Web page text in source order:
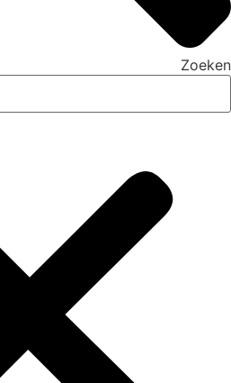
Zoeken